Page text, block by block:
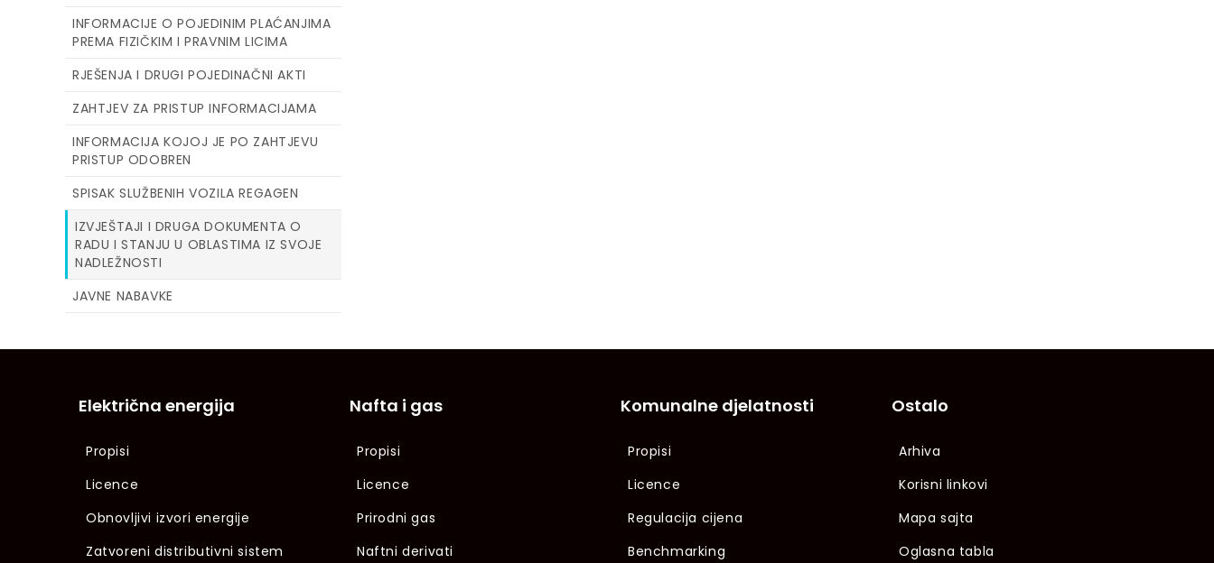
INFORMACIJE O POJEDINIM PLAĆANJIMA
PREMA FIZIČKIM I PRAVNIM LICIMA
RJEŠENJA I DRUGI POJEDINAČNI AKTI
ZAHTJEV ZA PRISTUP INFORMACIJAMA
INFORMACIJA KOJOJ JE PO ZAHTJEVU
PRISTUP ODOBREN
SPISAK SLUŽBENIH VOZILA REGAGEN
IZVJEŠTAJI I DRUGA DOKUMENTA O
RADU I STANJU U OBLASTIMA IZ SVOJE
NADLEŽNOSTI
JAVNE NABAVKE
Električna energija
Propisi
Licence
Obnovljivi izvori energije
Zatvoreni distributivni sistem
Nafta i gas
Propisi
Licence
Prirodni gas
Naftni derivati
Komunalne djelatnosti
Propisi
Licence
Regulacija cijena
Benchmarking
Ostalo
Arhiva
Korisni linkovi
Mapa sajta
Oglasna tabla